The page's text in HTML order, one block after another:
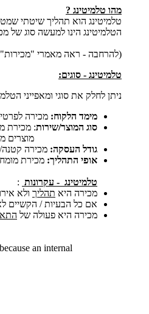
מהו טלמיטינג ?
טלמיטינג הוא תהליך שיטתי
הטלמיטינג הינו למעשה סוג של
(להרחבה - ראה מאמרי
טלמיטינג - סוגים:
ניתן לחלק את סוגי ומאפייני ה
מימד הלקוח: מכירה
סוג המוצר/שירות: מכירת
מוצרים מבוקשים
גודל העסקה: מכירה
אופי התהליך: מכירת
טלמיטינג - עקרונות :
מכירה היא תהליך ולא
אם כל הבעיות / הקשיים
מכירה היא פעולה של